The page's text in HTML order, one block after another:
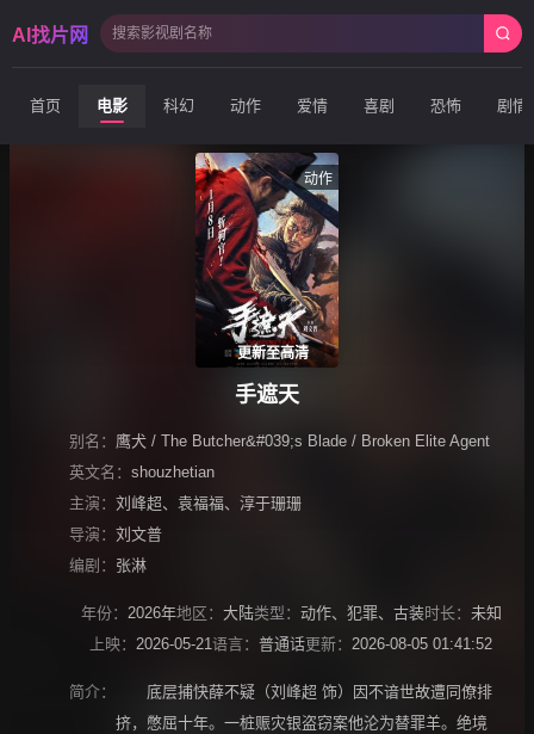
AI找片网
首页 电影 科幻 动作 爱情 喜剧 恐怖 剧情
动作
更新至高清
手遮天
别名： 鹰犬 / The Butcher&#039;s Blade / Broken Elite Agent
英文名： shouzhetian
主演： 刘峰超、 袁福福、 淳于珊珊
导演： 刘文普
编剧： 张淋
年份： 2026年地区： 大陆类型： 动作、 犯罪、 古装时长： 未知
上映： 2026-05-21语言： 普通话更新： 2026-08-05 01:41:52
简介：
底层捕快薛不疑（刘峰超 饰）因不谙世故遭同僚排
挤，憋屈十年。一桩赈灾银盗窃案他沦为替罪羊。绝境